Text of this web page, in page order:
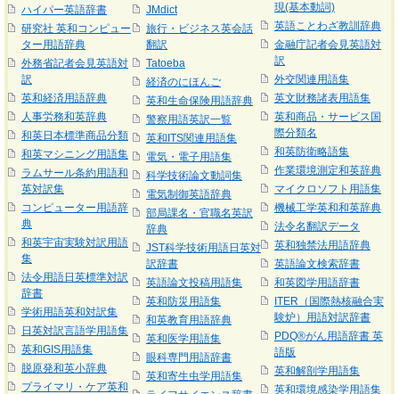
ハイパー英語辞書
研究社 英和コンピュー
ター用語辞典
外務省記者会見英語対
訳
英和経済用語辞典
人事労務和英辞典
和英日本標準商品分類
和英マシニング用語集
ラムサール条約用語和
英対訳集
コンピューター用語辞
典
和英宇宙実験対訳用語
集
法令用語日英標準対訳
辞書
学術用語英和対訳集
日英対訳言語学用語集
英和GIS用語集
脱原発和英小辞典
プライマリ・ケア英和
JMdict
旅行・ビジネス英会話
翻訳
Tatoeba
経済のにほんご
英和生命保険用語辞典
警察用語英訳一覧
英和ITS関連用語集
電気・電子用語集
科学技術論文動詞集
電気制御英語辞典
部局課名・官職名英訳
辞典
JST科学技術用語日英対
訳辞書
英語論文投稿用語集
英和防災用語集
和英教育用語辞典
英和医学用語集
眼科専門用語辞書
英和寄生虫学用語集
現(基本動詞)
英語ことわざ教訓辞典
金融庁記者会見英語対
訳
外交関連用語集
英文財務諸表用語集
英和商品・サービス国
際分類名
和英防衛略語集
作業環境測定和英辞典
マイクロソフト用語集
機械工学英和和英辞典
法令名翻訳データ
英和独禁法用語辞典
英語論文検索辞書
和英図学用語辞書
ITER（国際熱核融合実
験炉）用語対訳辞書
PDQ®がん用語辞書 英
語版
英和解剖学用語集
英和環境感染学用語集